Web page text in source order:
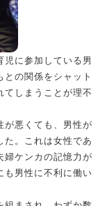
児に参加している男
の関係をシャット
てしまうことが理不
悪くても、男性が
た。これは女性であ
婦ケンカの記憶力が
も男性に不利に働い